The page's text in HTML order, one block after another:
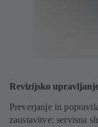
Revizijsko
Preverjanje in
zaustavitve: servisna